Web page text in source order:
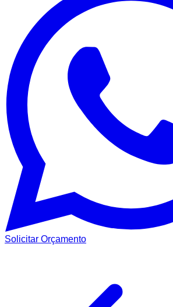
Solicitar Orçamento